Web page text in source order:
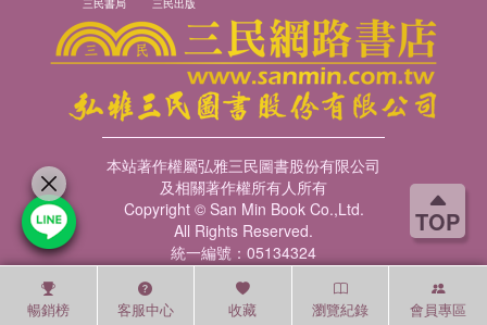
TOP
暢銷榜 客服中心 收藏 瀏覽紀錄 會員專區
三民書局 三民出版
本站著作權屬弘雅三民圖書股份有限公司
及相關著作權所有人所有
Copyright © San Min Book Co.,Ltd.
All Rights Reserved.
統一編號：05134324